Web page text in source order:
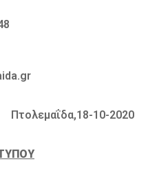
Πτολεμαΐδα,18-10-2020